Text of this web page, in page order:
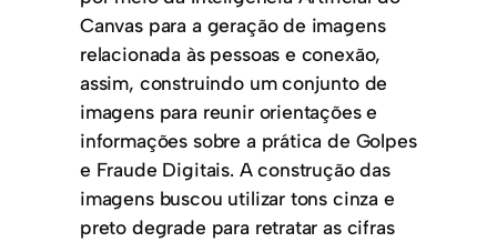
Canvas para a geração de imagens
relacionada às pessoas e conexão,
assim, construindo um conjunto de
imagens para reunir orientações e
informações sobre a prática de Golpes
e Fraude Digitais. A construção das
imagens buscou utilizar tons cinza e
preto degrade para retratar as cifras